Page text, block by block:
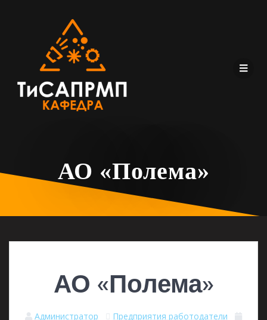
АО «Полема»
АО «Полема»
Администратор
Предприятия работодатели